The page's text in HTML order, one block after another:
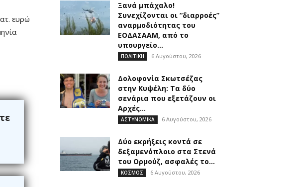
ευρώ
Ξανά μπάχαλο!
Συνεχίζονται οι “διαρροές”
αναρμοδιότητας του
ΕΟΔΑΣΑΑΜ, από το
υπουργείο...
ΠΟΛΙΤΙΚΗ 6 Αυγούστου, 2026
Δολοφονία Σκωτσέζας
στην Κυψέλη: Τα δύο
σενάρια που εξετάζουν οι
Αρχές...
ΑΣΤΥΝΟΜΙΚΑ 6 Αυγούστου, 2026
Δύο εκρήξεις κοντά σε
δεξαμενόπλοιο στα Στενά
του Ορμούζ, ασφαλές το...
ΚΟΣΜΟΣ 6 Αυγούστου, 2026